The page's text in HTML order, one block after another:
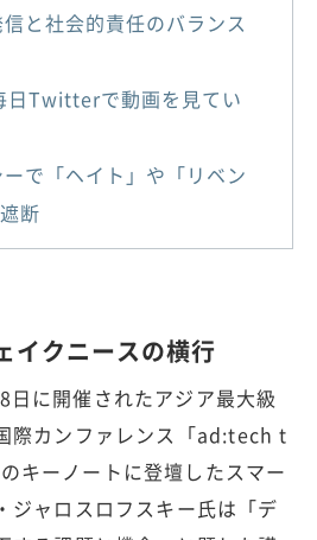
と社会的責任のバランス
日Twitterで動画を見てい
で「ヘイト」や「リベン
断
イクニースの横行
に開催されたアジア最大級
際カンファレンス「ad:tech t
キーノートに登壇したスマー
ジャロスロフスキー氏は「デ